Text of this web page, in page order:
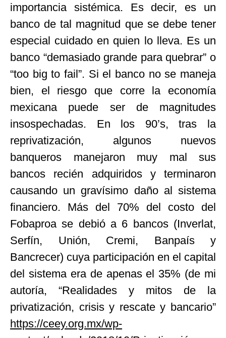
importancia sistémica. Es decir, es un
banco de tal magnitud que se debe tener
especial cuidado en quien lo lleva. Es un
banco “demasiado grande para quebrar” o
“too big to fail”. Si el banco no se maneja
bien, el riesgo que corre la economía
mexicana puede ser de magnitudes
insospechadas. En los 90’s, tras la
reprivatización, algunos nuevos
banqueros manejaron muy mal sus
bancos recién adquiridos y terminaron
causando un gravísimo daño al sistema
financiero. Más del 70% del costo del
Fobaproa se debió a 6 bancos (Inverlat,
Serfín, Unión, Cremi, Banpaís y
Bancrecer) cuya participación en el capital
del sistema era de apenas el 35% (de mi
autoría, “Realidades y mitos de la
privatización, crisis y rescate y bancario”
https://ceey.org.mx/wp-